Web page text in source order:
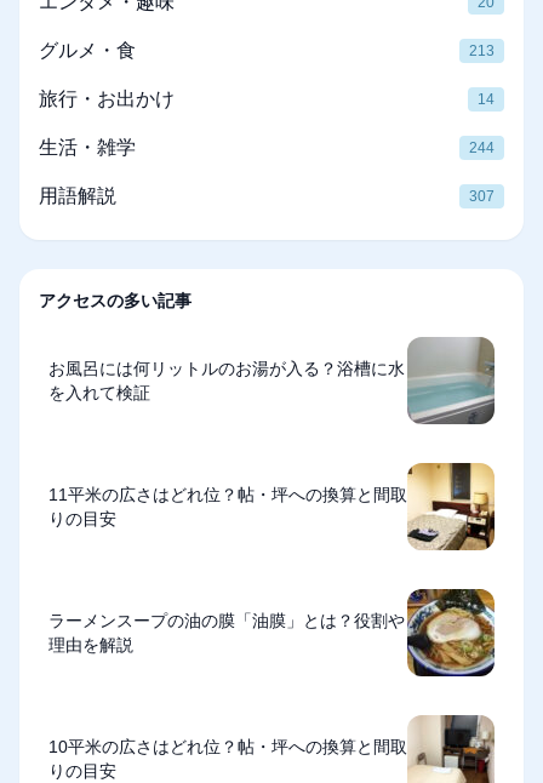
グルメ・食 213
旅行・お出かけ 14
生活・雑学 244
用語解説 307
アクセスの多い記事
お風呂には何リットルのお湯が入る？浴槽に水
を入れて検証
11平米の広さはどれ位？帖・坪への換算と間取
りの目安
ラーメンスープの油の膜「油膜」とは？役割や
理由を解説
10平米の広さはどれ位？帖・坪への換算と間取
りの目安